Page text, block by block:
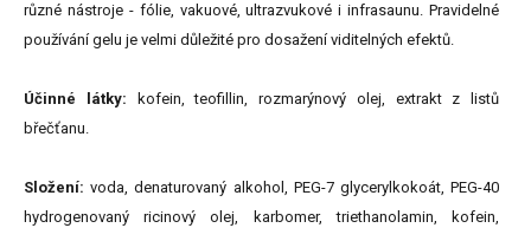
různé nástroje - fólie, vakuové, ultrazvukové i infrasaunu. Pravidelné
používání gelu je velmi důležité pro dosažení viditelných efektů.
Účinné látky: kofein, teofillin, rozmarýnový olej, extrakt z listů
břečťanu.
Složení: voda, denaturovaný alkohol, PEG-7 glycerylkokoát, PEG-40
hydrogenovaný ricinový olej, karbomer, triethanolamin, kofein,